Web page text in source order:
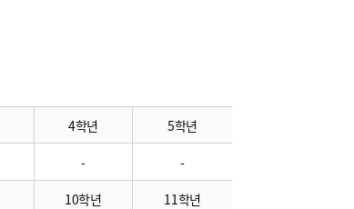
4학년
-
5학년
-
10학년
11학년